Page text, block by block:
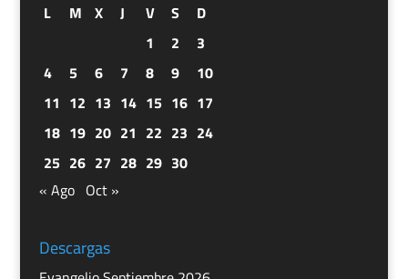
L M X J V S
D
1
2
3
4
5 6 7 8 9
10
11 12 13 14 15 16 17
18 19 20 21 22 23 24
25 26 27 28 29 30
« Ago Oct »
Descargas